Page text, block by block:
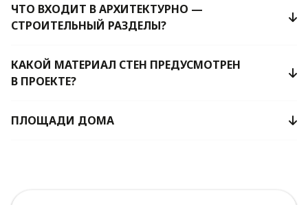
ЧТО ВХОДИТ В АРХИТЕКТУРНО —
СТРОИТЕЛЬНЫЙ РАЗДЕЛЫ?
КАКОЙ МАТЕРИАЛ СТЕН ПРЕДУСМОТРЕН
В ПРОЕКТЕ?
ПЛОЩАДИ ДОМА